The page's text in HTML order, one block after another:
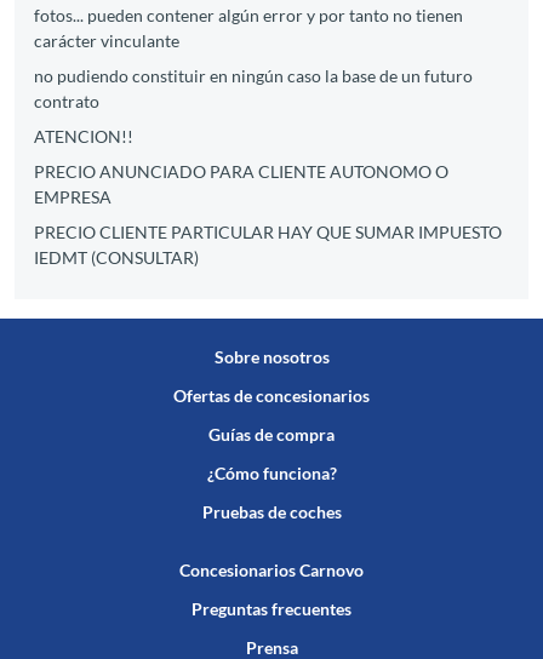
fotos... pueden contener algún error y por tanto no tienen
carácter vinculante
no pudiendo constituir en ningún caso la base de un futuro
contrato
ATENCION!!
PRECIO ANUNCIADO PARA CLIENTE AUTONOMO O
EMPRESA
PRECIO CLIENTE PARTICULAR HAY QUE SUMAR IMPUESTO
IEDMT (CONSULTAR)
Sobre nosotros
Ofertas de concesionarios
Guías de compra
¿Cómo funciona?
Pruebas de coches
Concesionarios Carnovo
Preguntas frecuentes
Prensa